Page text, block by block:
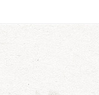
之助／桂文太～仲入～